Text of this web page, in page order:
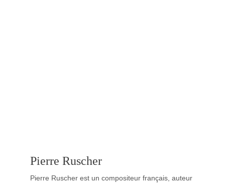
Pierre Ruscher
Pierre Ruscher est un compositeur français, auteur